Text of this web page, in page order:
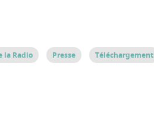
la Radio Presse Téléchargement